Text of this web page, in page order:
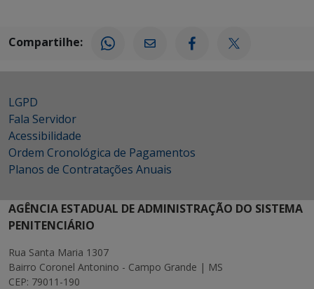
Compartilhe:
LGPD
Fala Servidor
Acessibilidade
Ordem Cronológica de Pagamentos
Planos de Contratações Anuais
AGÊNCIA ESTADUAL DE ADMINISTRAÇÃO DO SISTEMA
PENITENCIÁRIO
Rua Santa Maria 1307
Bairro Coronel Antonino - Campo Grande | MS
CEP: 79011-190